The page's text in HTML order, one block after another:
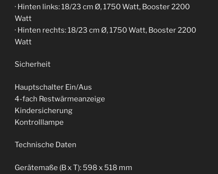
· Hinten links: 18/23 cm Ø, 1750 Watt, Booster 2200
Watt
· Hinten rechts: 18/23 cm Ø, 1750 Watt, Booster 2200
Watt
Sicherheit
Hauptschalter Ein/Aus
4-fach Restwärmeanzeige
Kindersicherung
Kontrolllampe
Technische Daten
Gerätemaße (B x T): 598 x 518 mm